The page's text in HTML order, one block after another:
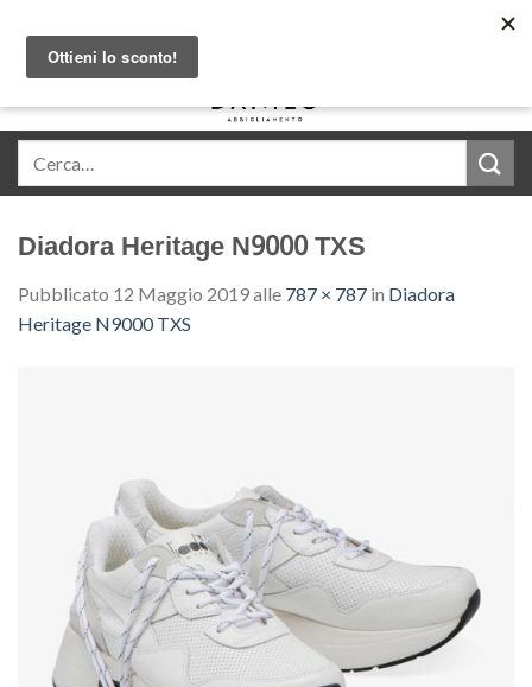
content
Diadora Heritage N9000 TXS
Pubblicato 12 Maggio 2019alle 787 × 787 in Diadora
Heritage N9000 TXS